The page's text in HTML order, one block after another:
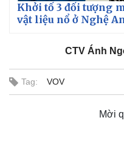
Khởi tố 3 đối tượng
vật liệu nổ ở Nghệ An
CTV Ánh
Tag: VOV
Mời